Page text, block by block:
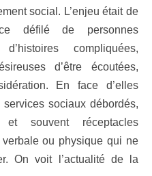
social. L’enjeu était de
défilé de personnes
compliquées,
d’être écoutées,
En face d’elles
sociaux débordés,
souvent réceptacles
ou physique qui ne
On voit l’actualité de la